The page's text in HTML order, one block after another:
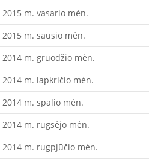
2015 m. vasario mėn.
2015 m. sausio mėn.
2014 m. gruodžio mėn.
2014 m. lapkričio mėn.
2014 m. spalio mėn.
2014 m. rugsėjo mėn.
2014 m. rugpjūčio mėn.